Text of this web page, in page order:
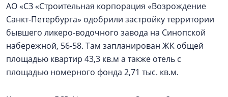
АО «СЗ «Строительная корпорация «Возрождение
Санкт‑Петербурга» одобрили застройку территории
бывшего ликеро-водочного завода на Синопской
набережной, 56-58. Там запланирован ЖК общей
площадью квартир 43,3 кв.м а также отель с
площадью номерного фонда 2,71 тыс. кв.м.